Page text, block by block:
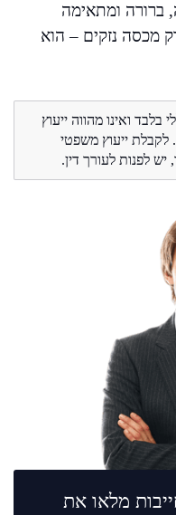
ברורה ומתאימה
מכסה נזקים – הוא
ואינו מהווה ייעוץ
לקבלת ייעוץ משפטי
לפנות לעורך דין.
מלאו את